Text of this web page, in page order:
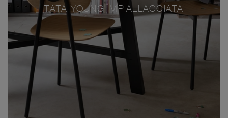
TATA YOUNG IMPIALLACCIATA